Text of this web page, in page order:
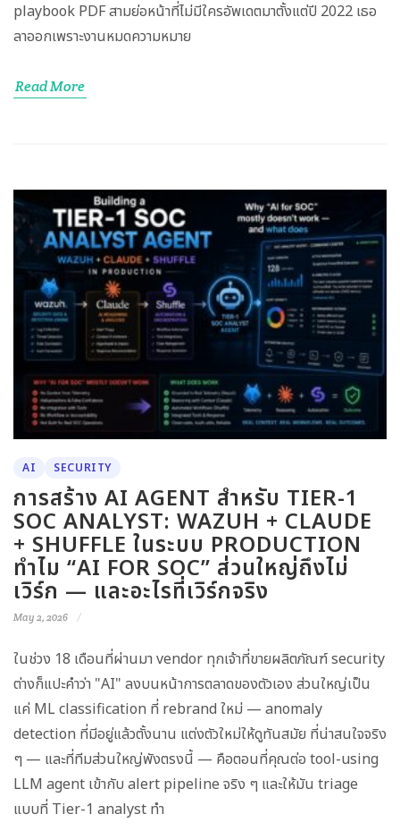
playbook PDF สามย่อหน้าที่ไม่มีใครอัพเดตมาตั้งแต่ปี 2022 เธอ
ลาออกเพราะงานหมดความหมาย
Read More
AI SECURITY
การสร้าง AI AGENT สำหรับ TIER-1
SOC ANALYST: WAZUH + CLAUDE
+ SHUFFLE ในระบบ PRODUCTION
ทำไม “AI FOR SOC” ส่วนใหญ่ถึงไม่
เวิร์ก — และอะไรที่เวิร์กจริง
May 2, 2026
ในช่วง 18 เดือนที่ผ่านมา vendor ทุกเจ้าที่ขายผลิตภัณฑ์ security
ต่างก็แปะคำว่า "AI" ลงบนหน้าการตลาดของตัวเอง ส่วนใหญ่เป็น
แค่ ML classification ที่ rebrand ใหม่ — anomaly
detection ที่มีอยู่แล้วตั้งนาน แต่งตัวใหม่ให้ดูทันสมัย ที่น่าสนใจจริง
ๆ — และที่ทีมส่วนใหญ่พังตรงนี้ — คือตอนที่คุณต่อ tool-using
LLM agent เข้ากับ alert pipeline จริง ๆ และให้มัน triage
แบบที่ Tier-1 analyst ทำ